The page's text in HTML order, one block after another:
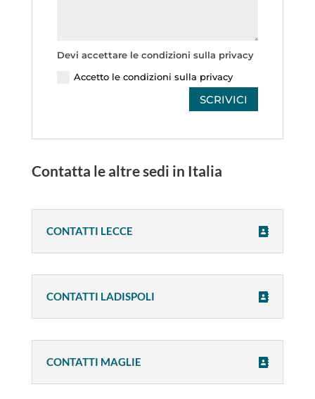
Devi accettare le condizioni sulla privacy
Accetto le condizioni sulla privacy
SCRIVICI
Contatta le altre sedi in Italia
CONTATTI LECCE
CONTATTI LADISPOLI
CONTATTI MAGLIE